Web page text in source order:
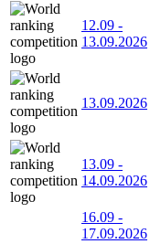
12.09 -
13.09.2026
13.09.2026
13.09 -
14.09.2026
16.09 -
17.09.2026